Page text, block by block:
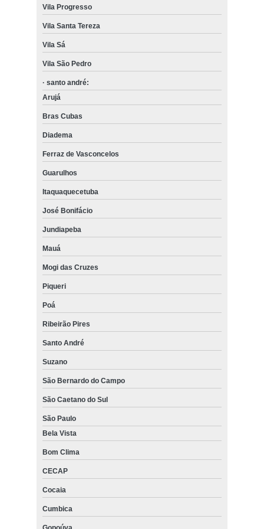
Vila Progresso
Vila Santa Tereza
Vila Sá
Vila São Pedro
· santo andré:
Arujá
Bras Cubas
Diadema
Ferraz de Vasconcelos
Guarulhos
Itaquaquecetuba
José Bonifácio
Jundiapeba
Mauá
Mogi das Cruzes
Piqueri
Poá
Ribeirão Pires
Santo André
Suzano
São Bernardo do Campo
São Caetano do Sul
São Paulo
Bela Vista
Bom Clima
CECAP
Cocaia
Cumbica